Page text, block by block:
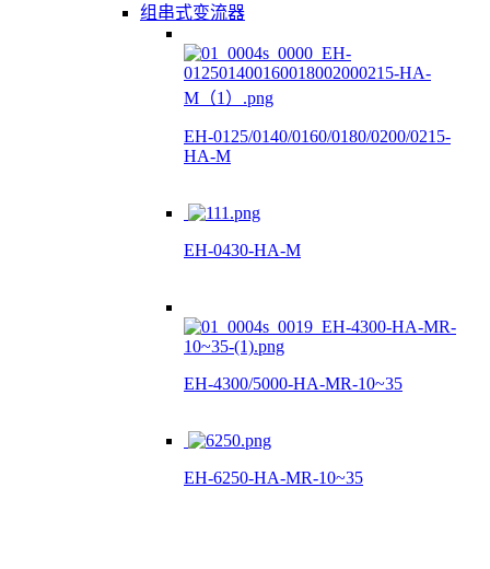
组串式变流器
EH-0125/0140/0160/0180/0200/0215-
HA-M
EH-0430-HA-M
EH-4300/5000-HA-MR-10~35
EH-6250-HA-MR-10~35